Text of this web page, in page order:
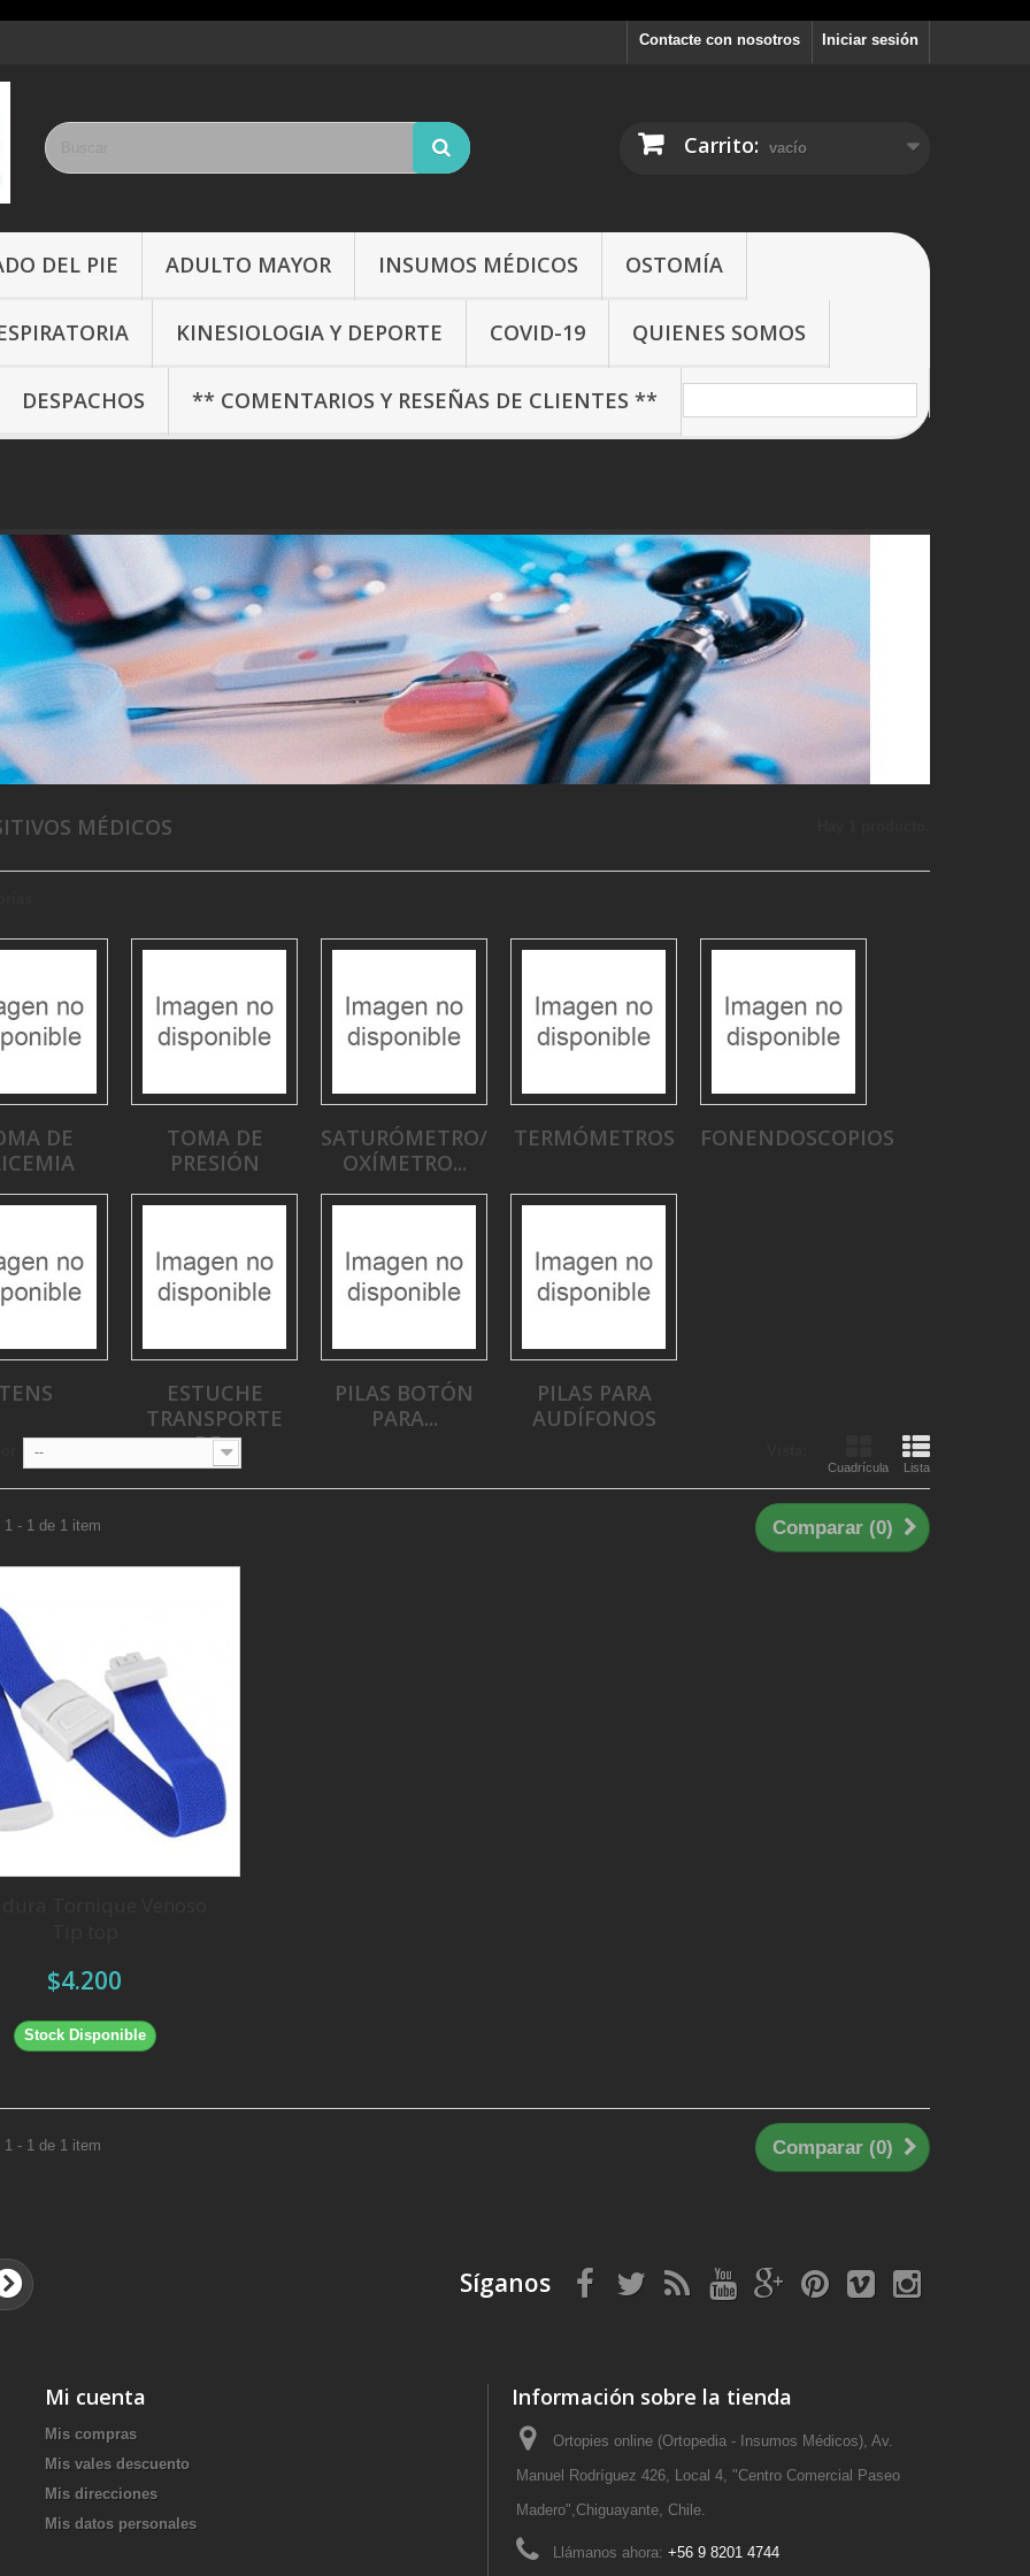
Iniciar sesión
Contacte con nosotros
Carrito: vacío
DEL PIE ADULTO MAYOR INSUMOS MÉDICOS OSTOMÍA
KINESIOLOGIA Y DEPORTE COVID-19 QUIENES SOMOS
DESPACHOS ** COMENTARIOS Y RESEÑAS DE CLIENTES **
MÉDICOS
DE
TOMA DE
PRESIÓN
SATURÓMETRO/
OXÍMETRO...
TERMÓMETROS FONENDOSCOPIOS
ESTUCHE
TRANSPORTE
DE...
PILAS BOTÓN
PARA...
PILAS PARA
AUDÍFONOS
Cuadrícula Lista
--
Comparar (0)
1 - 1 de 1 item
$4.200
Stock Disponible
Comparar (0)
1 - 1 de 1 item
Síganos
Mi cuenta
Mis compras
Mis vales descuento
Mis direcciones
Mis datos personales
Información sobre la tienda
Ortopies online (Ortopedia - Insumos Médicos), Av.
Manuel Rodríguez 426, Local 4, "Centro Comercial Paseo
Madero",Chiguayante, Chile.
Llámanos ahora: +56 9 8201 4744